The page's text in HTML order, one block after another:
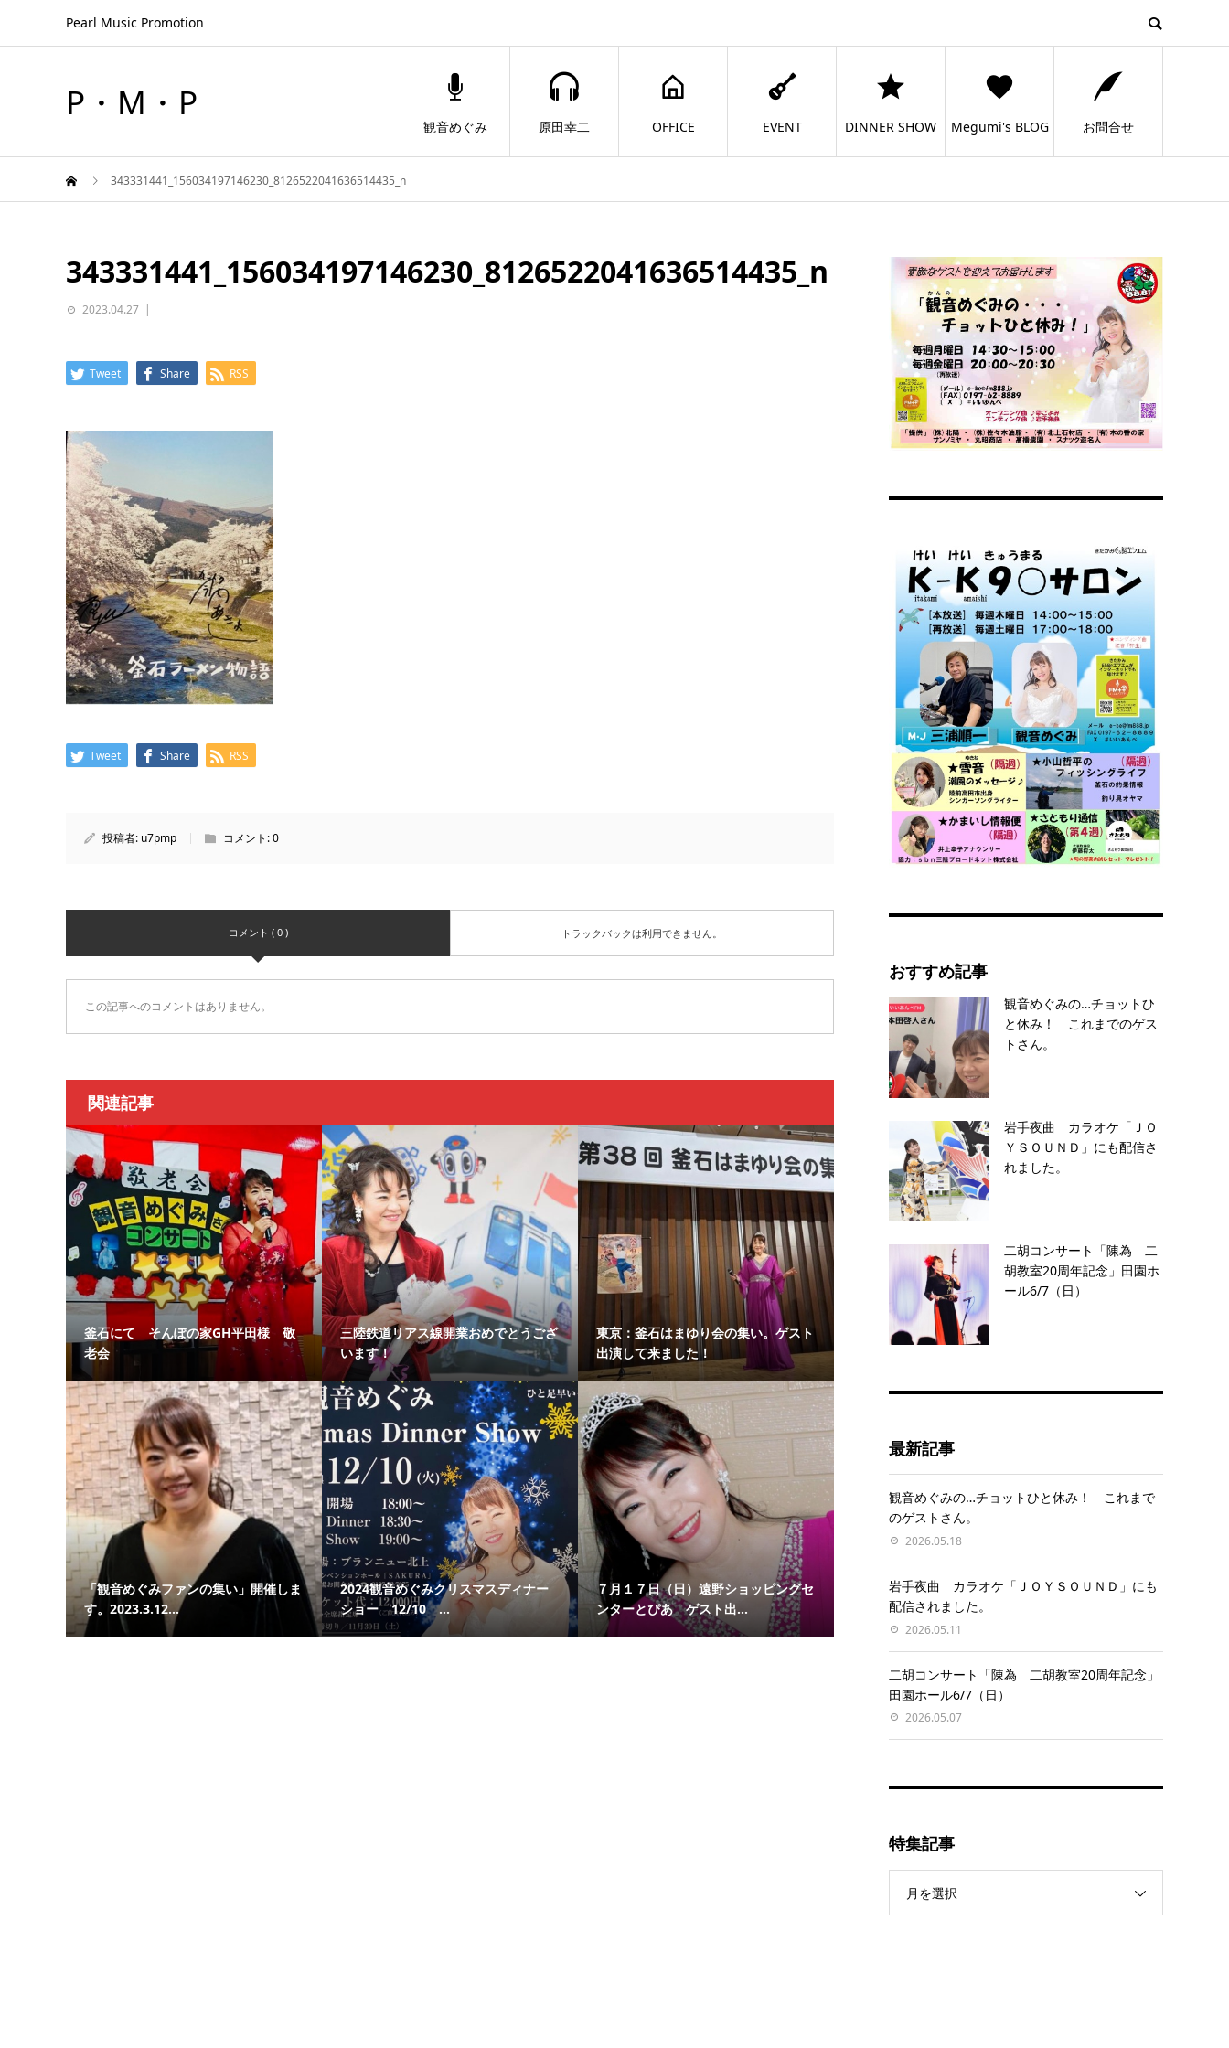
Pearl Music Promotion
P・M・P
観音めぐみ 原田幸二 OFFICE EVENT DINNER SHOW Megumi's BLOG お問合せ
343331441_156034197146230_8126522041636514435_n
343331441_156034197146230_8126522041636514435_n
2023.04.27
Tweet Share RSS
Tweet Share RSS
投稿者: u7pmp コメント:0
コメント ( 0 ) トラックバックは利用できません。
この記事へのコメントはありません。
関連記事
釜石にて そんぽの家GH平田様 敬
老会
三陸鉄道リアス線開業おめでとうござ
います！
東京：釜石はまゆり会の集い。ゲスト
出演して来ました！
「観音めぐみファンの集い」開催しま
す。2023.3.12...
2024観音めぐみクリスマスディナー
ショー 12/10 ...
７月１７日（日）遠野ショッピングセ
ンターとぴあ ゲスト出...
おすすめ記事
観音めぐみの…チョットひ
と休み！ これまでのゲス
トさん。
岩手夜曲 カラオケ「ＪＯ
ＹＳＯＵＮＤ」にも配信さ
れました。
二胡コンサート「陳為 二
胡教室20周年記念」田園ホ
ール6/7（日）
最新記事
観音めぐみの…チョットひと休み！ これまで
のゲストさん。
2026.05.18
岩手夜曲 カラオケ「ＪＯＹＳＯＵＮＤ」にも
配信されました。
2026.05.11
二胡コンサート「陳為 二胡教室20周年記念」
田園ホール6/7（日）
2026.05.07
特集記事
月を選択